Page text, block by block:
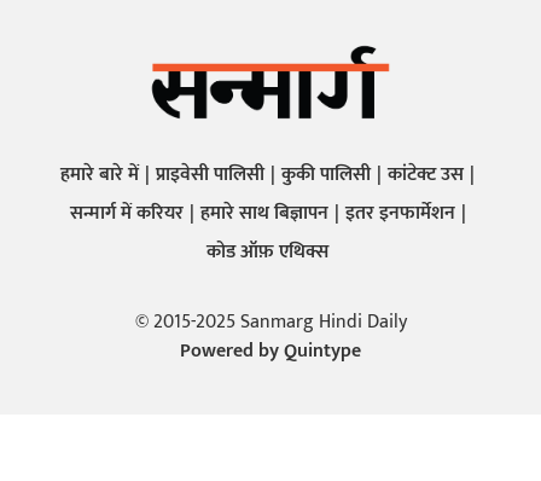
हमारे बारे में प्राइवेसी पालिसी कुकी पालिसी कांटेक्ट उस
सन्मार्ग में करियर हमारे साथ बिज्ञापन इतर इनफार्मेशन
कोड ऑफ़ एथिक्स
© 2015-2025 Sanmarg Hindi Daily
Powered byQuintype